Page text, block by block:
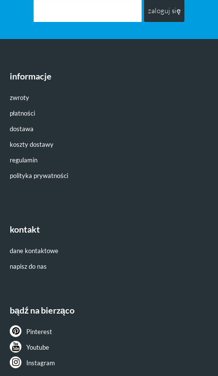
zaloguj się
informacje
zwroty
płatności
dostawa
koszty dostawy
regulamin
polityka prywatności
kontakt
dane kontaktowe
napisz do nas
bądź na bierząco
Pinterest
Youtube
Instagram